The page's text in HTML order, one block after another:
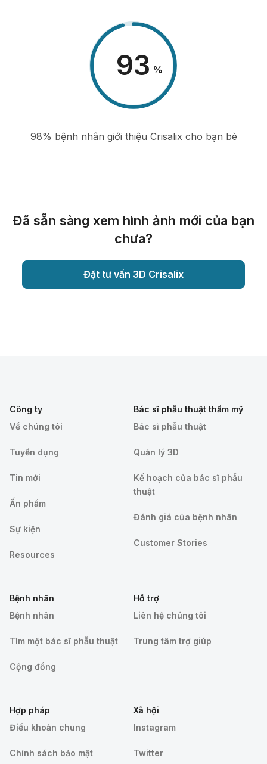
98 %
98% bệnh nhân giới thiệu Crisalix cho bạn bè
Đã sẵn sàng xem hình ảnh mới của bạn
chưa?
Đặt tư vấn 3D Crisalix
Công ty
Về chúng tôi
Tuyển dụng
Tin mới
Ấn phẩm
Sự kiện
Resources
Bác sĩ phẫu thuật thẩm mỹ
Bác sĩ phẫu thuật
Quản lý 3D
Kế hoạch của bác sĩ phẫu
thuật
Đánh giá của bệnh nhân
Customer Stories
Bệnh nhân
Bệnh nhân
Tìm một bác sĩ phẫu thuật
Cộng đồng
Hỗ trợ
Liên hệ chúng tôi
Trung tâm trợ giúp
Hợp pháp
Điều khoản chung
Chính sách bảo mật
Xã hội
Instagram
Twitter